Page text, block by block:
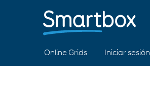
Online Grids Iniciar sesión